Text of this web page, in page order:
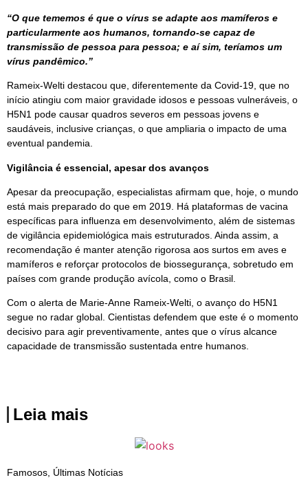
“O que tememos é que o vírus se adapte aos mamíferos e
particularmente aos humanos, tornando-se capaz de
transmissão de pessoa para pessoa; e aí sim, teríamos um
vírus pandêmico.”
Rameix-Welti destacou que, diferentemente da Covid-19, que no
início atingiu com maior gravidade idosos e pessoas vulneráveis, o
H5N1 pode causar quadros severos em pessoas jovens e
saudáveis, inclusive crianças, o que ampliaria o impacto de uma
eventual pandemia.
Vigilância é essencial, apesar dos avanços
Apesar da preocupação, especialistas afirmam que, hoje, o mundo
está mais preparado do que em 2019. Há plataformas de vacina
específicas para influenza em desenvolvimento, além de sistemas
de vigilância epidemiológica mais estruturados. Ainda assim, a
recomendação é manter atenção rigorosa aos surtos em aves e
mamíferos e reforçar protocolos de biossegurança, sobretudo em
países com grande produção avícola, como o Brasil.
Com o alerta de Marie-Anne Rameix-Welti, o avanço do H5N1
segue no radar global. Cientistas defendem que este é o momento
decisivo para agir preventivamente, antes que o vírus alcance
capacidade de transmissão sustentada entre humanos.
Leia mais
Famosos, Últimas Notícias